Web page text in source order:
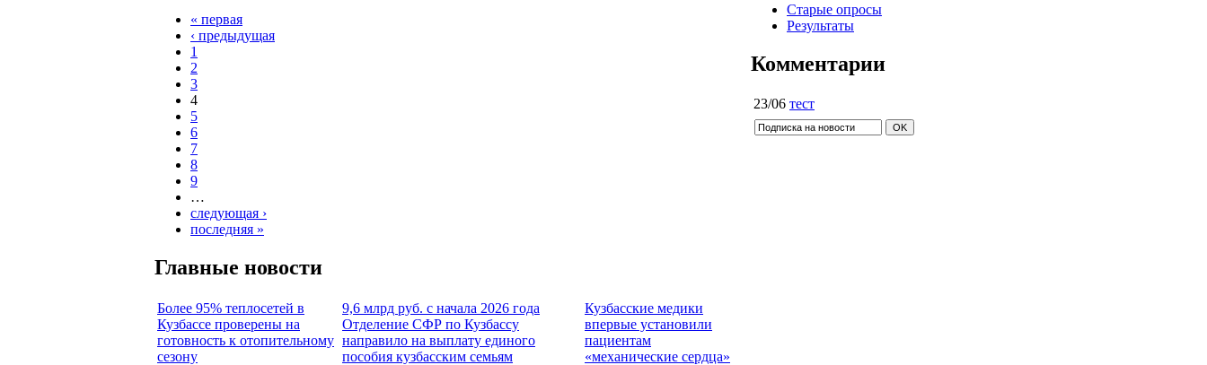
« первая
‹ предыдущая
1
2
3
4
5
6
7
8
9
…
следующая ›
последняя »
Главные новости
Более 95% теплосетей в
Кузбассе проверены на
готовность к отопительному
сезону
9,6 млрд руб. с начала 2026 года
Отделение СФР по Кузбассу
направило на выплату единого
пособия кузбасским семьям
Кузбасские медики
впервые установили
пациентам
«механические сердца»
Старые опросы
Результаты
Комментарии
23/06 тест